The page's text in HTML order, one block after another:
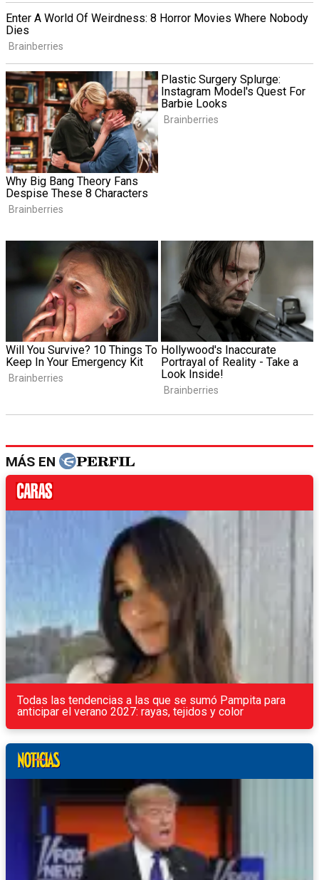
MÁS EN
Todas las tendencias a las que se sumó Pampita para
anticipar el verano 2027: rayas, tejidos y color